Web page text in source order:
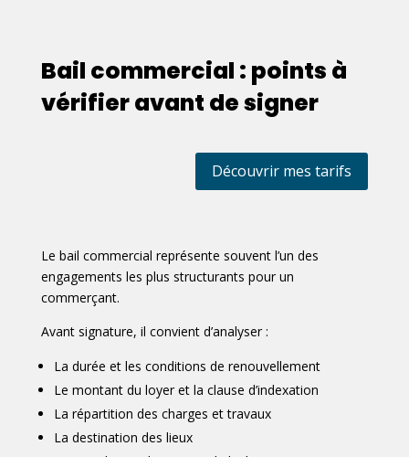
Bail commercial : points à
vérifier avant de signer
Découvrir mes tarifs
Le bail commercial représente souvent l’un des
engagements les plus structurants pour un
commerçant.
Avant signature, il convient d’analyser :
La durée et les conditions de renouvellement
Le montant du loyer et la clause d’indexation
La répartition des charges et travaux
La destination des lieux